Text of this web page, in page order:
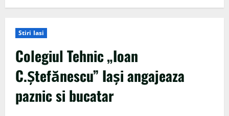
Stiri Iasi
Colegiul Tehnic „Ioan
C.Ştefănescu” Iaşi angajeaza
paznic si bucatar